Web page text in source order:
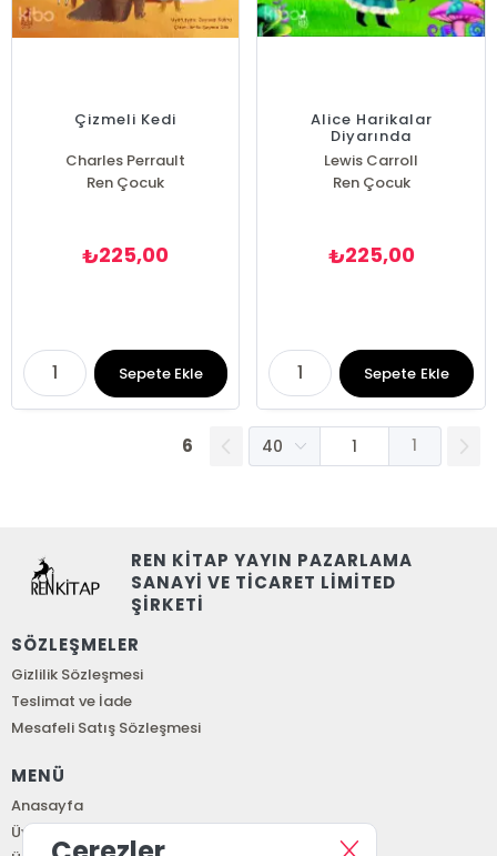
Çizmeli Kedi
Charles Perrault
Ren Çocuk
₺225,00
Sepete Ekle
Alice Harikalar
Diyarında
Lewis Carroll
Ren Çocuk
₺225,00
Sepete Ekle
6 1
REN KİTAP YAYIN PAZARLAMA
SANAYİ VE TİCARET LİMİTED
ŞİRKETİ
SÖZLEŞMELER
Gizlilik Sözleşmesi
Teslimat ve İade
Mesafeli Satış Sözleşmesi
MENÜ
Anasayfa
Üye Girişi